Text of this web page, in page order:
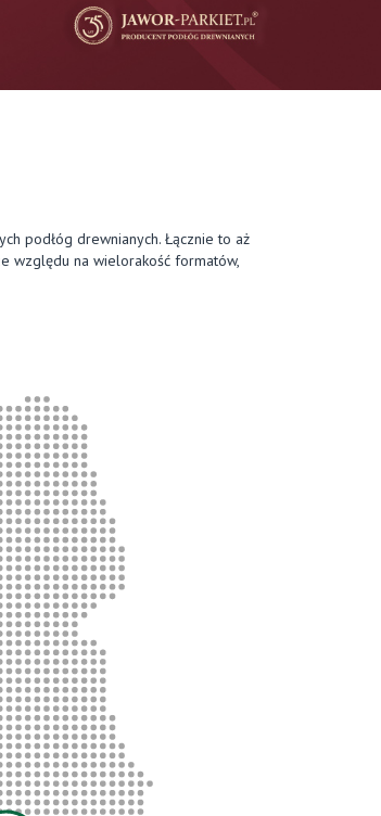
podłóg drewnianych. Łącznie to aż
względu na wielorakość formatów,